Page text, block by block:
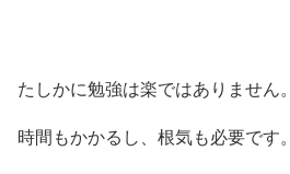
たしかに勉強は楽ではありません。
時間もかかるし、根気も必要です。